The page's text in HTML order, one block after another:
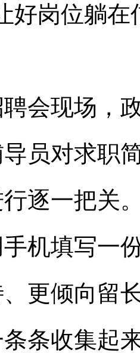
好岗位躺
现场，政
员对求职
逐一把关
手机填写一
更倾向留
条收集起